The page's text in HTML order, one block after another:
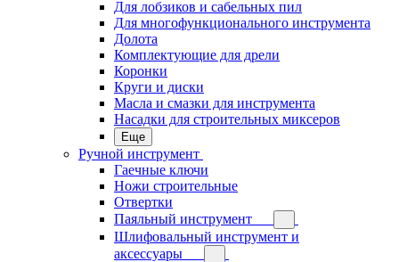
Для лобзиков и сабельных пил
Для многофункционального инструмента
Долота
Комплектующие для дрели
Коронки
Круги и диски
Масла и смазки для инструмента
Насадки для строительных миксеров
Еще
Ручной инструмент
Гаечные ключи
Ножи строительные
Отвертки
Паяльный инструмент
Шлифовальный инструмент и
аксессуары